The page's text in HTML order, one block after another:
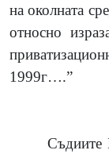
на околната
относно
1999г….”
Съдиите